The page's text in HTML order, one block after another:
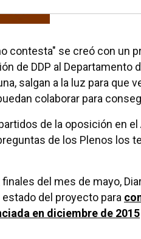
contesta" se creó con un
de DDP al Departamento
salgan a la luz para que
colaborar para
de la oposición en
de los Plenos los
del mes de mayo,
del proyecto para
en diciembre de 2015